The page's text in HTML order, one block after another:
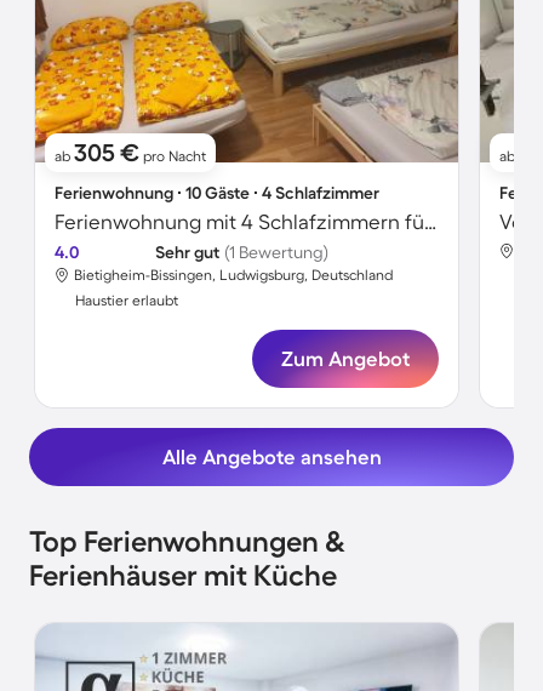
ab 305 € pro Nacht
Ferienwohnung ∙ 10 Gäste ∙ 4 Schlafzimmer
Ferienwohnung mit 4 Schlafzimmern für 10 Personen
4.0 Sehr gut (1 Bewertung)
Bietigheim-Bissingen, Ludwigsburg, Deutschland
Haustier erlaubt
Zum Angebot
ab
Alle Angebote ansehen
Top Ferienwohnungen &
Ferienhäuser mit Küche